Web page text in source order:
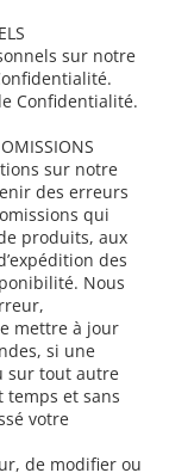
sur notre
Confidentialité.
sur notre
des erreurs
qui
produits, aux
des
Nous
mettre à jour
si une
sur tout autre
temps et sans
votre
de modifier ou